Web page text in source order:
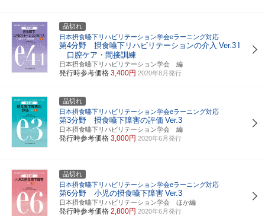
品切れ
日本摂食嚥下リハビリテーション学会eラーニング対応
第4分野 摂食嚥下リハビリテーションの介入 Ver.3
口腔ケア・間接訓練
日本摂食嚥下リハビリテーション学会 編
発行時参考価格 3,400円 2020年8月発行
品切れ
日本摂食嚥下リハビリテーション学会eラーニング対応
第3分野 摂食嚥下障害の評価 Ver.3
日本摂食嚥下リハビリテーション学会 編
発行時参考価格 3,000円 2020年6月発行
品切れ
日本摂食嚥下リハビリテーション学会eラーニング対応
第6分野 小児の摂食嚥下障害 Ver.3
日本摂食嚥下リハビリテーション学会 ほか編
発行時参考価格 2,800円 2020年6月発行